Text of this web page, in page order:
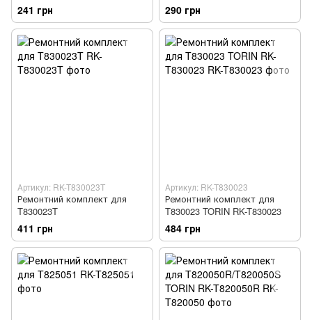
241 грн 290 грн
Артикул: RK-T830023T
Ремонтний комплект для
T830023T
411 грн
Артикул: RK-T830023
Ремонтний комплект для
T830023 TORIN RK-T830023
484 грн